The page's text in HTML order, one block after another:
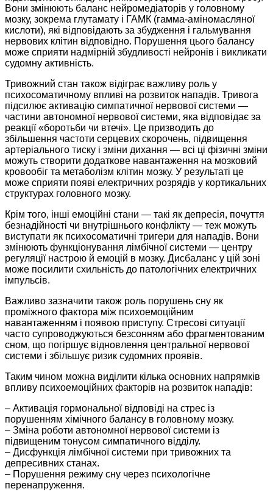
Вони змінюють баланс нейромедіаторів у головному
мозку, зокрема глутамату і ГАМК (гамма-аміномасляної
кислоти), які відповідають за збудження і гальмування
нервових клітин відповідно. Порушення цього балансу
може сприяти надмірній збудливості нейронів і викликати
судомну активність.
Тривожний стан також відіграє важливу роль у
психосоматичному впливі на розвиток нападів. Тривога
підсилює активацію симпатичної нервової системи —
частини автономної нервової системи, яка відповідає за
реакції «боротьби чи втечі». Це призводить до
збільшення частоти серцевих скорочень, підвищення
артеріального тиску і зміни дихання — всі ці фізичні зміни
можуть створити додаткове навантаження на мозковий
кровообіг та метаболізм клітин мозку. У результаті це
може сприяти появі електричних розрядів у кортикальних
структурах головного мозку.
Крім того, інші емоційні стани — такі як депресія, почуття
безнадійності чи внутрішнього конфлікту — теж можуть
виступати як психосоматичні тригери для нападів. Вони
змінюють функціонування лімбічної системи — центру
регуляції настрою й емоцій в мозку. Дисбаланс у цій зоні
може посилити схильність до патологічних електричних
імпульсів.
Важливо зазначити також роль порушень сну як
проміжного фактора між психоемоційним
навантаженням і появою приступу. Стресові ситуації
часто супроводжуються безсонням або фрагментованим
сном, що погіршує відновлення центральної нервової
системи і збільшує ризик судомних проявів.
Таким чином можна виділити кілька основних напрямків
впливу психоемоційних факторів на розвиток нападів:
– Активація гормональної відповіді на стрес із
порушенням хімічного балансу в головному мозку.
– Зміна роботи автономної нервової системи із
підвищеним тонусом симпатичного відділу.
– Дисфункція лімбічної системи при тривожних та
депресивних станах.
– Порушення режиму сну через психологічне
перенапруження.